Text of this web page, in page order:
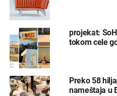
projekat:
tokom cele
Preko 58
nameštaja u